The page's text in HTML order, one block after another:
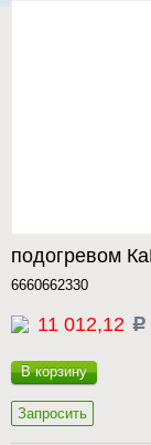
подогревом
6660662330
11 012,12 c
В корзину
Запросить